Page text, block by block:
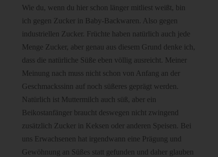
Wie du, wenn du hier schon länger mitliest weißt, bin
ich gegen Zucker in Baby-Backwaren. Also gegen
industriellen Zucker. Früchte haben natürlich auch jede
Menge Zucker, aber genau aus diesem Grund denke ich,
dass die natürliche Süße eben völlig ausreicht. Meiner
Meinung nach muss nicht schon von Anfang an der
Geschmackssinn auf noch süßeres geprägt werden.
Natürlich ist Muttermilch auch süß, aber ein
Beikostanfänger braucht deswegen nicht zwingend
zusätzlich Zucker in Keksen oder anderen Speisen. Bei
uns Erwachsenen hat irgendwann eine Prägung und
Gewöhnung an Süßes statt gefunden und daher glauben